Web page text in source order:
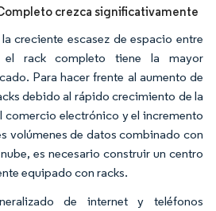
crezca significativamente
creciente escasez de espacio entre
el rack completo tiene la mayor
Para hacer frente al aumento de
debido al rápido crecimiento de la
comercio electrónico y el incremento
volúmenes de datos combinado con
es necesario construir un centro
equipado con racks.
de internet y teléfonos